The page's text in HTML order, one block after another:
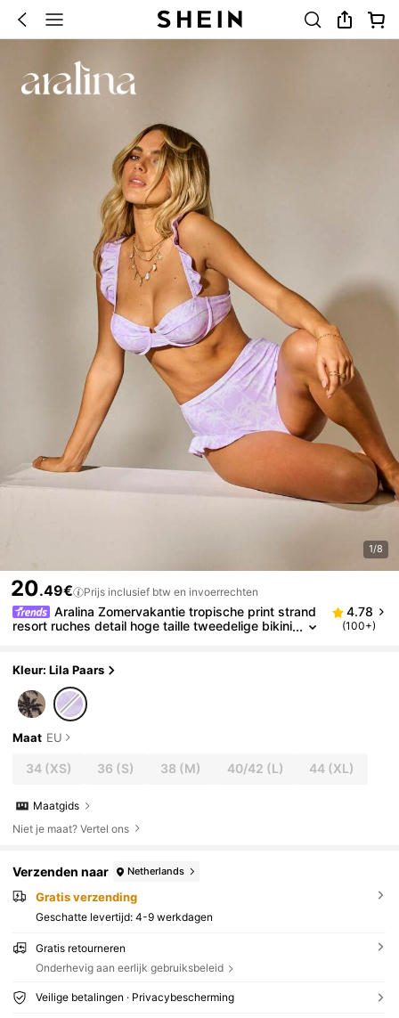
1/8
20.49€ Prijs inclusief btw en invoerrechten
Aralina Zomervakantie tropische print strand
resort ruches detail hoge taille tweedelige bikini
4.78
(100+)
Kleur: Lila Paars
Maat EU
34(XS) 36 (S) 38 (M) 40/42 (L) 44 (XL)
Maatgids
Niet je maat? Vertel ons
Verzenden naar Netherlands
Gratis verzending
Geschatte levertijd: 4-9 werkdagen
Gratis retourneren
Onderhevig aan eerlijk gebruiksbeleid
Veilige betalingen · Privacybescherming